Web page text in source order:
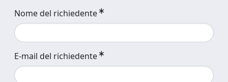
Nome del richiedente
E-mail del richiedente